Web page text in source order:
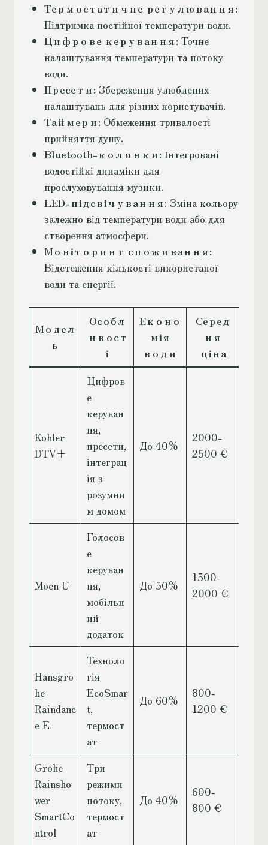
Термостатичне регулювання:
Підтримка постійної температури води.
Цифрове керування: Точне
налаштування температури та потоку
води.
Пресети: Збереження улюблених
налаштувань для різних користувачів.
Таймери: Обмеження тривалості
прийняття душу.
Bluetooth-колонки: Інтегровані
водостійкі динаміки для
прослуховування музики.
LED-підсвічування: Зміна кольору
залежно від температури води або для
створення атмосфери.
Моніторинг споживання:
Відстеження кількості використаної
води та енергії.
Модел
ь
Особл
ивост
і
Еконо
мія
води
Серед
ня
ціна
Kohler
DTV+
Цифров
е
керуван
ня,
пресети,
інтеграц
ія з
розумни
м домом
До 40%
2000-
2500 €
Moen U
Голосов
е
керуван
ня,
мобільн
ий
додаток
До 50%
1500-
2000 €
Hansgro
he
Raindanc
e E
Техноло
гія
EcoSmar
t,
термост
ат
До 60%
800-
1200 €
Grohe
Rainsho
wer
SmartCo
ntrol
Три
режими
потоку,
термост
ат
До 40%
600-
800 €